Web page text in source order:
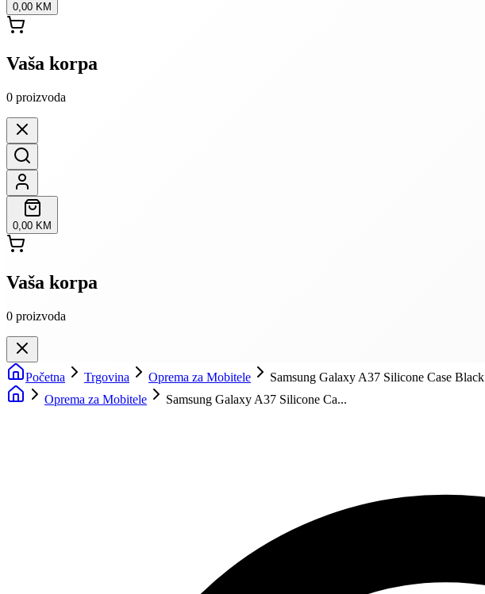
0,00 KM
Vaša korpa
0 proizvoda
0,00 KM
Vaša korpa
0 proizvoda
Početna Trgovina Oprema za Mobitele
Samsung Galaxy A37 Silicone Case Black
Oprema za Mobitele
Samsung Galaxy A37 Silicone Ca...